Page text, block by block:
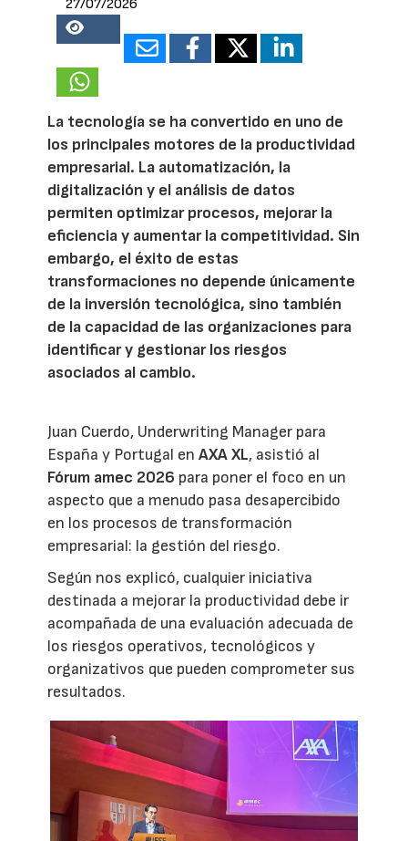
27/07/2026
18617
La tecnología se ha convertido en uno de
los principales motores de la productividad
empresarial. La automatización, la
digitalización y el análisis de datos
permiten optimizar procesos, mejorar la
eficiencia y aumentar la competitividad. Sin
embargo, el éxito de estas
transformaciones no depende únicamente
de la inversión tecnológica, sino también
de la capacidad de las organizaciones para
identificar y gestionar los riesgos
asociados al cambio.
Juan Cuerdo, Underwriting Manager para
España y Portugal enAXA XL, asistió al
Fórum amec 2026 para poner el foco en un
aspecto que a menudo pasa desapercibido
en los procesos de transformación
empresarial: la gestión del riesgo.
Según nos explicó, cualquier iniciativa
destinada a mejorar la productividad debe ir
acompañada de una evaluación adecuada de
los riesgos operativos, tecnológicos y
organizativos que pueden comprometer sus
resultados.